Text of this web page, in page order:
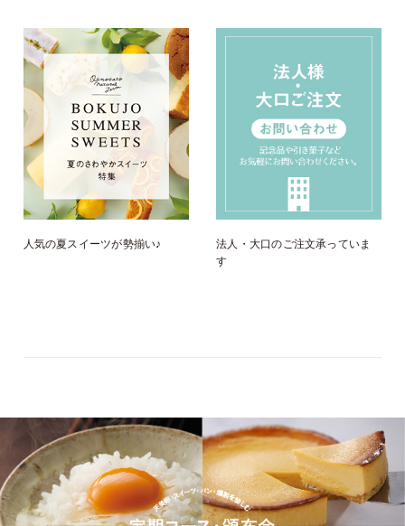
人気の夏スイーツが勢揃い♪
法人・大口のご注文承っていま
す